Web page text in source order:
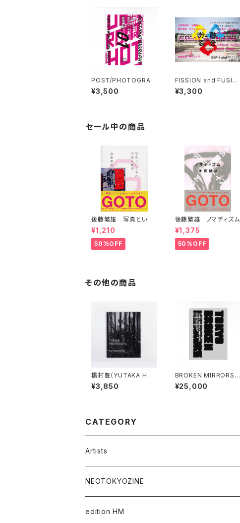
POST/PHOTOGRAP
HY
¥3,500
FISSION and FUSIO
N 分裂と融合
¥3,300
セール中の商品
後藤繁雄 写真という
名の幸福な仕事
¥1,210
50%OFF
後藤繁雄 ノマディズム
¥1,375
50%OFF
その他の商品
橋村豊（YUTAKA HAS
HIMURA）terrestrial
¥3,850
BROKEN MIRRORS
CASE SET
¥25,000
CATEGORY
Artists
Takaaki Akashi
Kenta Cobayashi
NEOTOKYOZINE
BROKEN MIRRORS
edition HM